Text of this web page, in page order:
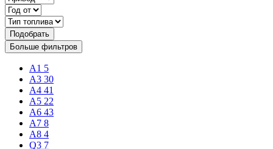
Подобрать
Больше фильтров
A1 5
A3 30
A4 41
A5 22
A6 43
A7 8
A8 4
Q3 7